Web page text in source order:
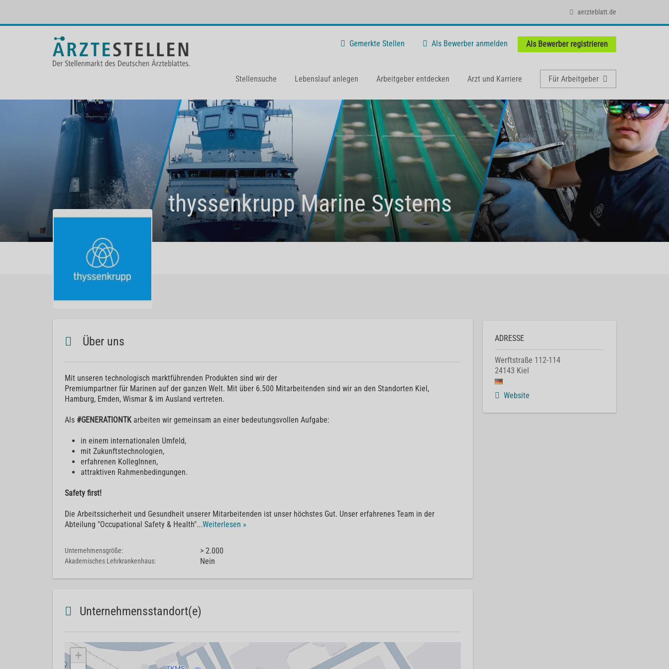
aerzteblatt.de
Gemerkte Stellen Als Bewerber anmelden Als Bewerber registrieren
Stellensuche Lebenslauf anlegen Arbeitgeber entdecken Arzt und Karriere Für Arbeitgeber
thyssenkrupp Marine Systems
Über uns
Mit unseren technologisch marktführenden Produkten sind wir der
Premiumpartner für Marinen auf der ganzen Welt. Mit über 6.500 Mitarbeitenden sind wir an den Standorten Kiel,
Hamburg, Emden, Wismar & im Ausland vertreten.
Als #GENERATIONTKarbeiten wir gemeinsam an einer bedeutungsvollen Aufgabe:
in einem internationalen Umfeld,
mit Zukunftstechnologien,
erfahrenen KollegInnen,
attraktiven Rahmenbedingungen.
Safety first!
Die Arbeitssicherheit und Gesundheit unserer Mitarbeitenden ist unser höchstes Gut. Unser erfahrenes Team in der
Abteilung "Occupational Safety & Health"...Weiterlesen »
Unternehmensgröße: > 2.000
Akademisches Lehrkrankenhaus: Nein
Unternehmensstandort(e)
+
ADRESSE
Werftstraße 112-114
24143 Kiel
Website